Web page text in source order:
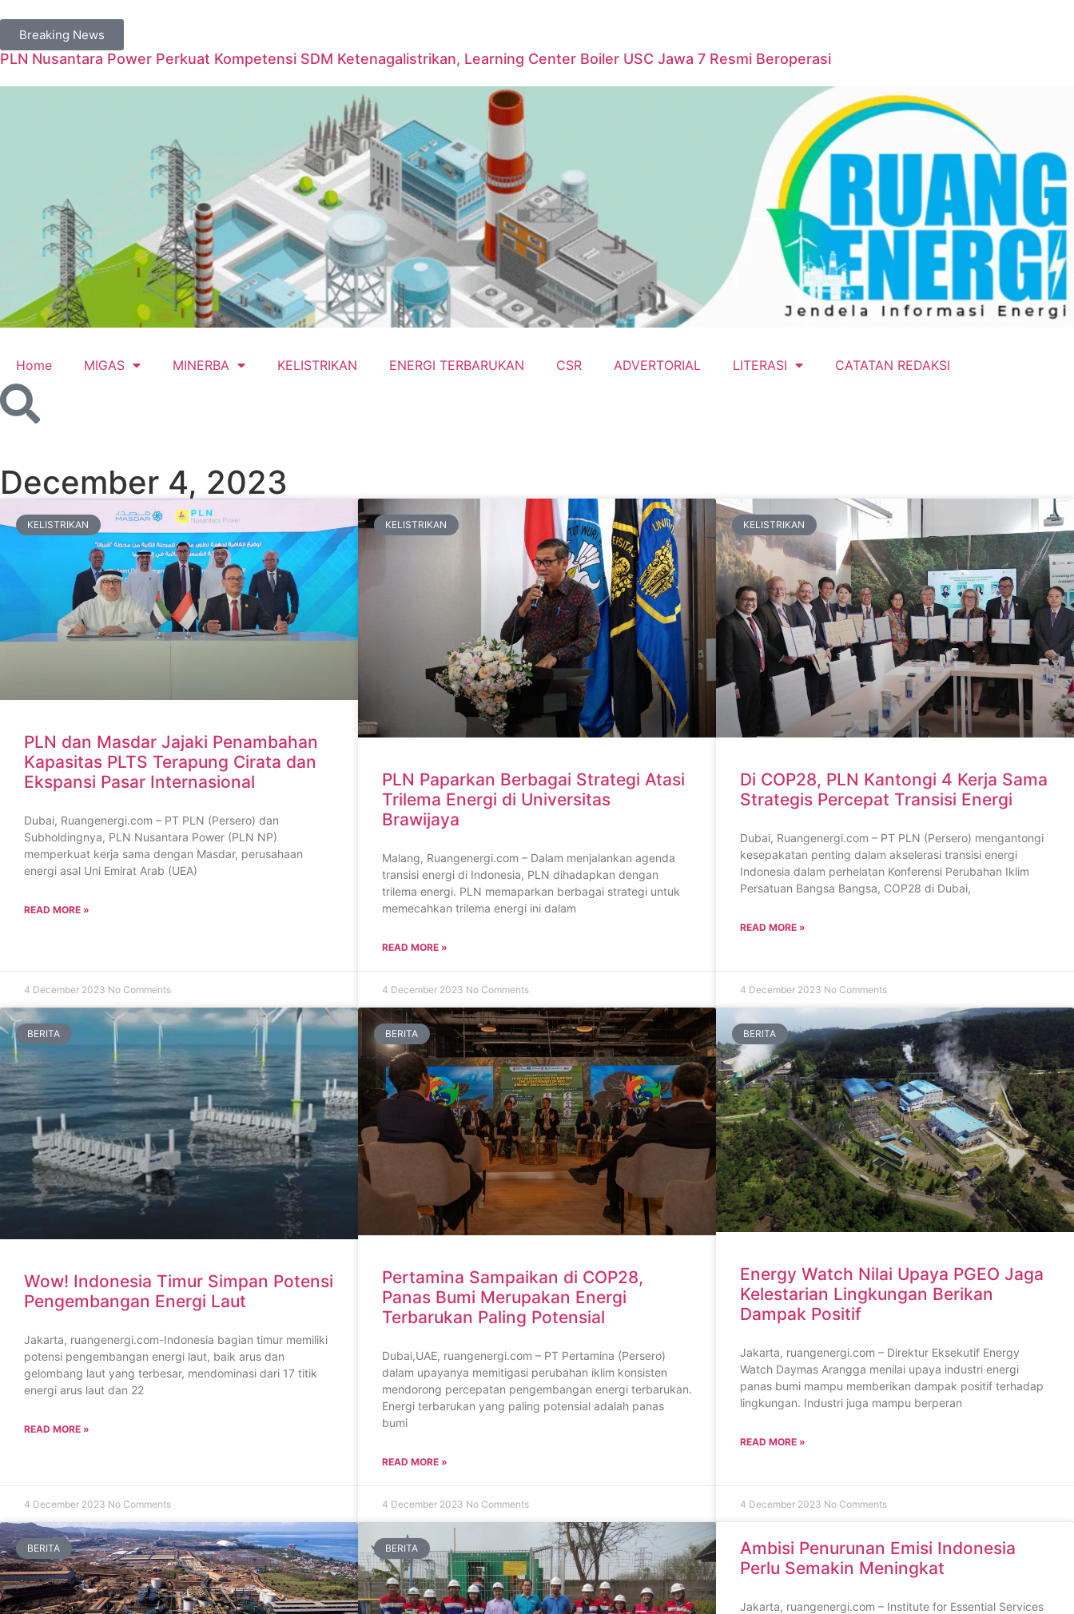
Breaking News
PLN Nusantara Power Perkuat Kompetensi SDM Ketenagalistrikan, Learning Center Boiler USC Jawa 7 Resmi Beroperasi
Home MIGAS MINERBA KELISTRIKAN ENERGI TERBARUKAN CSR ADVERTORIAL LITERASI CATATAN REDAKSI
December 4, 2023
KELISTRIKAN
PLN dan Masdar Jajaki Penambahan
Kapasitas PLTS Terapung Cirata dan
Ekspansi Pasar Internasional
Dubai, Ruangenergi.com – PT PLN (Persero) dan
Subholdingnya, PLN Nusantara Power (PLN NP)
memperkuat kerja sama dengan Masdar, perusahaan
energi asal Uni Emirat Arab (UEA)
READ MORE »
4 December 2023 No Comments
KELISTRIKAN
PLN Paparkan Berbagai Strategi Atasi
Trilema Energi di Universitas
Brawijaya
Malang, Ruangenergi.com – Dalam menjalankan agenda
transisi energi di Indonesia, PLN dihadapkan dengan
trilema energi. PLN memaparkan berbagai strategi untuk
memecahkan trilema energi ini dalam
READ MORE »
4 December 2023 No Comments
KELISTRIKAN
Di COP28, PLN Kantongi 4 Kerja Sama
Strategis Percepat Transisi Energi
Dubai, Ruangenergi.com – PT PLN (Persero) mengantongi
kesepakatan penting dalam akselerasi transisi energi
Indonesia dalam perhelatan Konferensi Perubahan Iklim
Persatuan Bangsa Bangsa, COP28 di Dubai,
READ MORE »
4 December 2023 No Comments
BERITA
Wow! Indonesia Timur Simpan Potensi
Pengembangan Energi Laut
Jakarta, ruangenergi.com-Indonesia bagian timur memiliki
potensi pengembangan energi laut, baik arus dan
gelombang laut yang terbesar, mendominasi dari 17 titik
energi arus laut dan 22
READ MORE »
4 December 2023 No Comments
BERITA
Pertamina Sampaikan di COP28,
Panas Bumi Merupakan Energi
Terbarukan Paling Potensial
Dubai,UAE, ruangenergi.com – PT Pertamina (Persero)
dalam upayanya memitigasi perubahan iklim konsisten
mendorong percepatan pengembangan energi terbarukan.
Energi terbarukan yang paling potensial adalah panas
bumi
READ MORE »
4 December 2023 No Comments
BERITA
Energy Watch Nilai Upaya PGEO Jaga
Kelestarian Lingkungan Berikan
Dampak Positif
Jakarta, ruangenergi.com – Direktur Eksekutif Energy
Watch Daymas Arangga menilai upaya industri energi
panas bumi mampu memberikan dampak positif terhadap
lingkungan. Industri juga mampu berperan
READ MORE »
4 December 2023 No Comments
BERITA BERITA
Ambisi Penurunan Emisi Indonesia
Perlu Semakin Meningkat
Jakarta, ruangenergi.com – Institute for Essential Services